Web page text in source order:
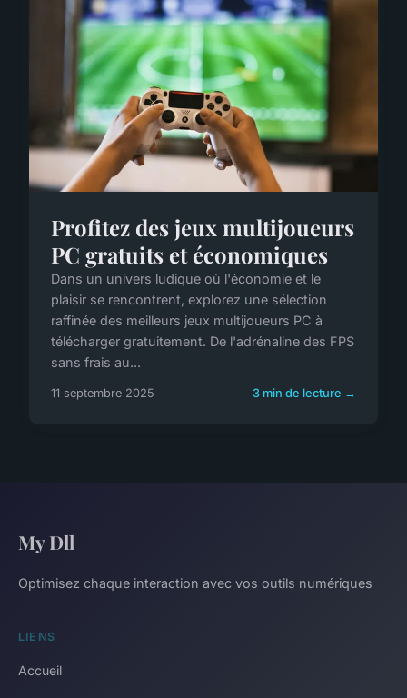
Profitez des jeux multijoueurs
PC gratuits et économiques
Dans un univers ludique où l'économie et le
plaisir se rencontrent, explorez une sélection
raffinée des meilleurs jeux multijoueurs PC à
télécharger gratuitement. De l'adrénaline des FPS
sans frais au...
11 septembre 2025 3 min de lecture →
My Dll
Optimisez chaque interaction avec vos outils numériques
LIENS
Accueil